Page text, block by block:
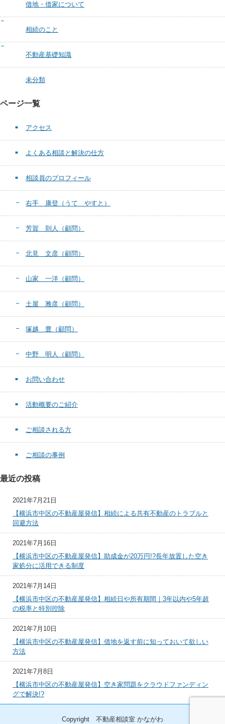
借地・借家について
相続のこと
不動産基礎知識
未分類
ページ一覧
アクセス
よくある相談と解決の仕方
相談員のプロフィール
右手 康登（うて やすと）
芳賀 則人（顧問）
北見 文彦（顧問）
山家 一洋（顧問）
土屋 雅彦（顧問）
塚越 豊（顧問）
中野 明人（顧問）
お問い合わせ
活動概要のご紹介
ご相談される方
ご相談の事例
最近の投稿
2021年7月21日
【横浜市中区の不動産屋発信】相続による共有不動産のトラブルと
回避方法
2021年7月16日
【横浜市中区の不動産屋発信】助成金が20万円!?長年放置した空き
家処分に活用できる制度
2021年7月14日
【横浜市中区の不動産屋発信】相続日や所有期間｜3年以内や5年超
の税率と特別控除
2021年7月10日
【横浜市中区の不動産屋発信】借地を返す前に知っておいて欲しい
方法
2021年7月8日
【横浜市中区の不動産屋発信】空き家問題をクラウドファンディン
グで解決!?
Copyright 不動産相談室 かながわ